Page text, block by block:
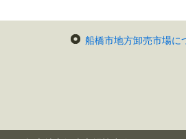
船橋市地方卸売市場に